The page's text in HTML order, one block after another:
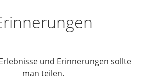
und Erinnerungen sollte
man teilen.